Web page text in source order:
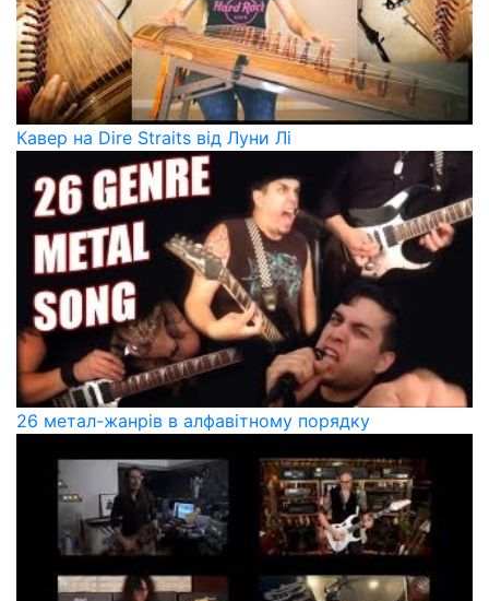
Кавер на Dire Straits від Луни Лі
26 метал-жанрів в алфавітному порядку